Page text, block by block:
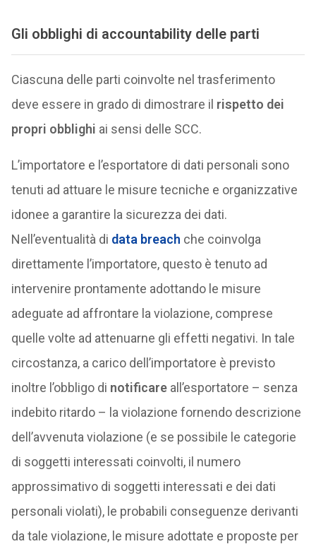
Gli obblighi di accountability delle parti
Ciascuna delle parti coinvolte nel trasferimento
deve essere in grado di dimostrare il rispetto dei
propri obblighi ai sensi delle SCC.
L’importatore e l’esportatore di dati personali sono
tenuti ad attuare le misure tecniche e organizzative
idonee a garantire la sicurezza dei dati.
Nell’eventualità di data breach che coinvolga
direttamente l’importatore, questo è tenuto ad
intervenire prontamente adottando le misure
adeguate ad affrontare la violazione, comprese
quelle volte ad attenuarne gli effetti negativi. In tale
circostanza, a carico dell’importatore è previsto
inoltre l’obbligo di notificareall’esportatore – senza
indebito ritardo – la violazione fornendo descrizione
dell’avvenuta violazione (e se possibile le categorie
di soggetti interessati coinvolti, il numero
approssimativo di soggetti interessati e dei dati
personali violati), le probabili conseguenze derivanti
da tale violazione, le misure adottate e proposte per